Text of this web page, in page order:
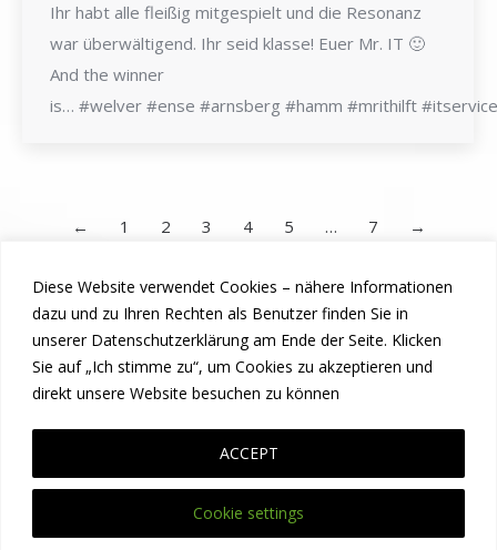
Diese Website verwendet Cookies – nähere Informationen
dazu und zu Ihren Rechten als Benutzer finden Sie in
unserer Datenschutzerklärung am Ende der Seite. Klicken
Sie auf „Ich stimme zu“, um Cookies zu akzeptieren und
direkt unsere Website besuchen zu können
Cookie settings
ACCEPT
Ihr habt alle fleißig mitgespielt und die Resonanz
war überwältigend. Ihr seid klasse! Euer Mr. IT 🙂
And the winner
is… #welver #ense #arnsberg #hamm #mrithilft
← 1 2 3 4 5 … 7 →